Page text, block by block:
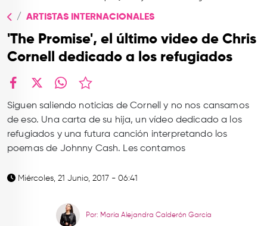
CONTACTO
ARTISTAS INTERNACIONALES
'The Promise', el último video de Chris
Cornell dedicado a los refugiados
Siguen saliendo noticias de Cornell y no nos cansamos
de eso. Una carta de su hija, un vídeo dedicado a los
refugiados y una futura canción interpretando los
poemas de Johnny Cash. Les contamos
Miércoles, 21 Junio, 2017 - 06:41
Por: María Alejandra Calderón García